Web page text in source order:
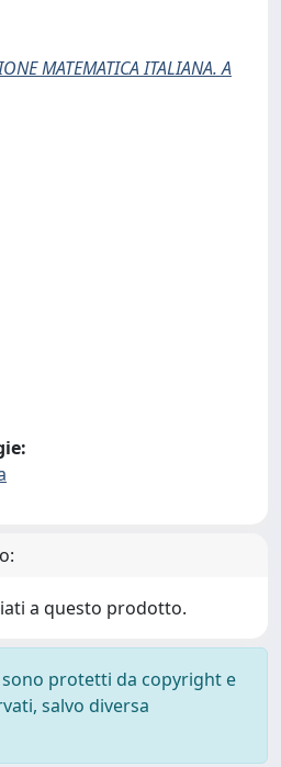
MATEMATICA ITALIANA. A
a questo prodotto.
sono protetti da copyright e
salvo diversa